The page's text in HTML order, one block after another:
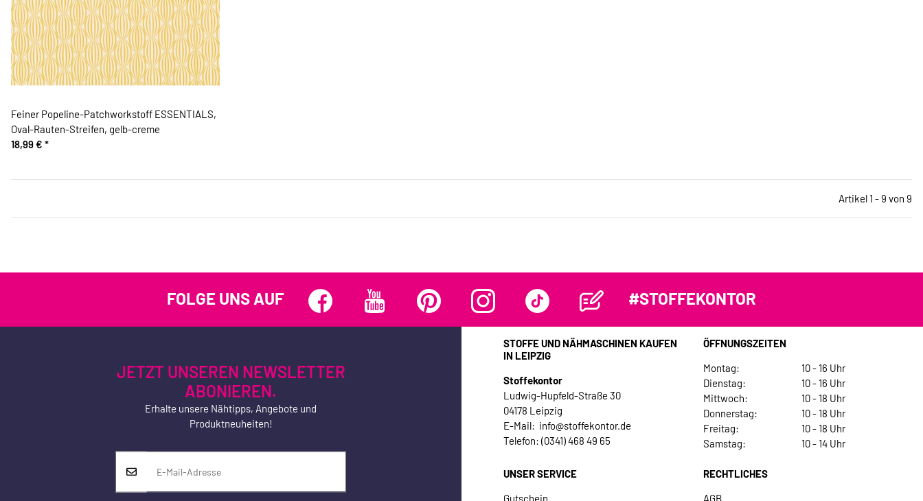
Feiner Popeline-Patchworkstoff ESSENTIALS,
Oval-Rauten-Streifen, gelb-creme
18,99 € *
Artikel 1 - 9 von 9
FOLGE UNS AUF #STOFFEKONTOR
JETZT UNSEREN NEWSLETTER
ABONIEREN.
Erhalte unsere Nähtipps, Angebote und
Produktneuheiten!
STOFFE UND NÄHMASCHINEN KAUFEN
IN LEIPZIG
Stoffekontor
Ludwig-Hupfeld-Straße 30
04178 Leipzig
E-Mail: info@stoffekontor.de
Telefon: (0341) 468 49 65
ÖFFNUNGSZEITEN
Montag:
10 - 16 Uhr
Dienstag:
10 - 16 Uhr
Mittwoch:
10 - 18 Uhr
Donnerstag:
10 - 18 Uhr
Freitag:
10 - 18 Uhr
Samstag:
10 - 14 Uhr
UNSER SERVICE
Gutschein
RECHTLICHES
AGB